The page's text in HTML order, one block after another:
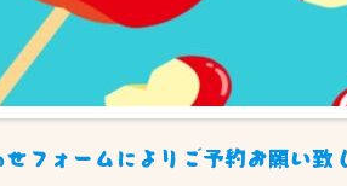
フォームによりご予約お願い致